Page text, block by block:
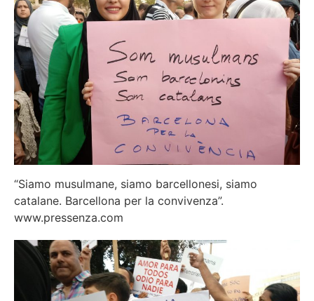
“Siamo musulmane, siamo barcellonesi, siamo
catalane. Barcellona per la convivenza”.
www.pressenza.com